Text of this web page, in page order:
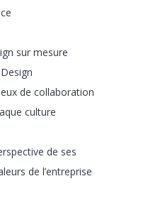
sur mesure
de collaboration
culture
de ses
de l’entreprise